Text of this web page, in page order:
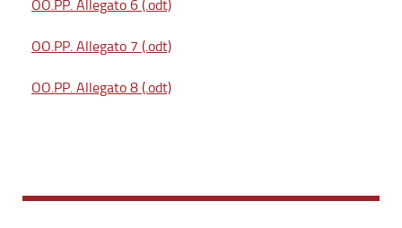
OO.PP. Allegato 6 (.odt)
OO.PP. Allegato 7 (.odt)
OO.PP. Allegato 8 (.odt)